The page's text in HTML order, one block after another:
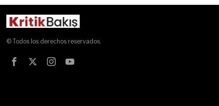
© Todos los derechos reservados.